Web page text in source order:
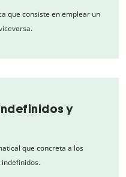
que consiste en emplear un
y
que concreta a los